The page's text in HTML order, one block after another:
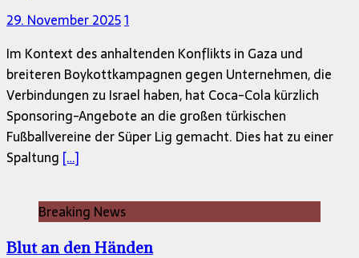
29. November 20251
Im Kontext des anhaltenden Konflikts in Gaza und
breiteren Boykottkampagnen gegen Unternehmen, die
Verbindungen zu Israel haben, hat Coca-Cola kürzlich
Sponsoring-Angebote an die großen türkischen
Fußballvereine der Süper Lig gemacht. Dies hat zu einer
Spaltung […]
Breaking News
Blut an den Händen